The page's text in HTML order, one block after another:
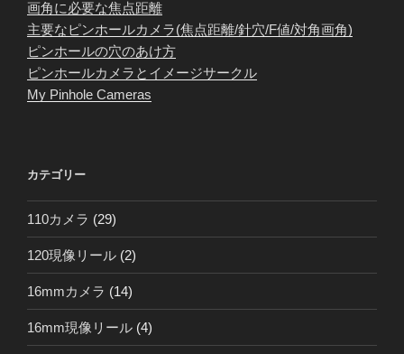
画角に必要な焦点距離
主要なピンホールカメラ(焦点距離/針穴/F値/対角画角)
ピンホールの穴のあけ方
ピンホールカメラとイメージサークル
My Pinhole Cameras
カテゴリー
110カメラ (29)
120現像リール (2)
16mmカメラ (14)
16mm現像リール (4)